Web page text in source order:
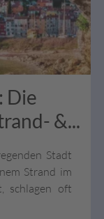
Die
&...
Stadt
Strand im
schlagen oft